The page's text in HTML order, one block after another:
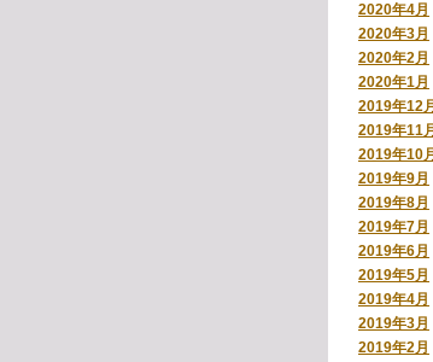
2020年4月
2020年3月
2020年2月
2020年1月
2019年12
2019年11
2019年10
2019年9月
2019年8月
2019年7月
2019年6月
2019年5月
2019年4月
2019年3月
2019年2月